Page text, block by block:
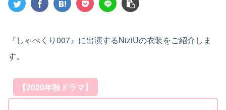
『しゃべくり007』に出演するNiziUの衣装をご紹介しま
す。
【2020年秋ドラマ】